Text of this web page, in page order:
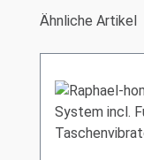
Produktgalerie
Ähnliche Artikel